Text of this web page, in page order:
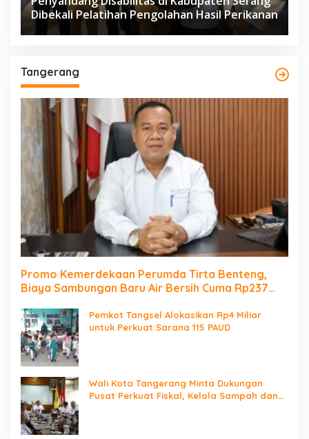
Dibekali Pelatihan Pengolahan Hasil Perikanan
Tangerang
Promo Kemerdekaan Perumda Tirta Benteng,
Biaya Sambungan Baru Air Bersih Cuma Rp237
Pemkot Tangsel Alokasikan Rp4 Miliar
untuk Perkuat Sarana 115 PAUD
Wali Kota Tangerang Minta Dukungan
Pusat Perkuat Fiskal, Kelola Sampah dan